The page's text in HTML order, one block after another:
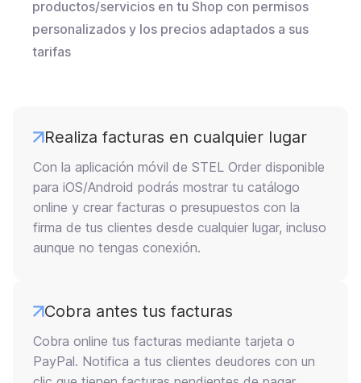
productos/servicios en tu Shop con permisos
personalizados y los precios adaptados a sus
tarifas
Realiza facturas en cualquier lugar
Con la aplicación móvil de STEL Order disponible
para iOS/Android podrás mostrar tu catálogo
online y crear facturas o presupuestos con la
firma de tus clientes desde cualquier lugar, incluso
aunque no tengas conexión.
Cobra antes tus facturas
Cobra online tus facturas mediante tarjeta o
PayPal. Notifica a tus clientes deudores con un